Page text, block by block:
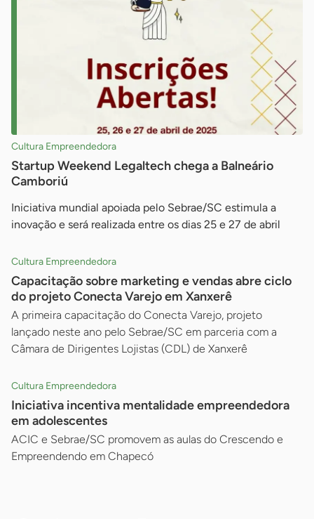
Cultura Empreendedora
Startup Weekend Legaltech chega a Balneário
Camboriú
Iniciativa mundial apoiada pelo Sebrae/SC estimula a
inovação e será realizada entre os dias 25 e 27 de abril
Cultura Empreendedora
Capacitação sobre marketing e vendas abre ciclo
do projeto Conecta Varejo em Xanxerê
A primeira capacitação do Conecta Varejo, projeto
lançado neste ano pelo Sebrae/SC em parceria com a
Câmara de Dirigentes Lojistas (CDL) de Xanxerê
Cultura Empreendedora
Iniciativa incentiva mentalidade empreendedora
em adolescentes
ACIC e Sebrae/SC promovem as aulas do Crescendo e
Empreendendo em Chapecó